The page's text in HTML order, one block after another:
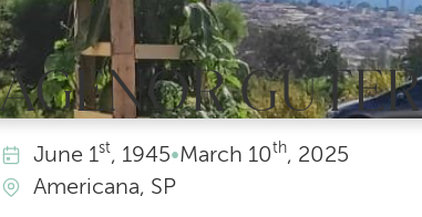
AGENOR GUTER
June 1st, 1945•March 10th, 2025
Americana, SP